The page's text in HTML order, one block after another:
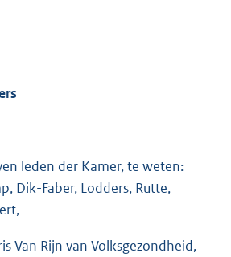
leden der Kamer, te weten:
Dik-Faber, Lodders, Rutte,
Van Rijn van Volksgezondheid,